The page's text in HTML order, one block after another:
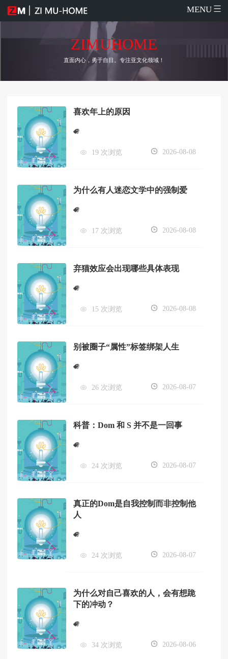
MENU
ZIMUHOME
直面内心，勇于自目。专注亚文化领域！
喜欢年上的原因
19 次浏览 2026-08-08
为什么有人迷恋文学中的强制爱
17 次浏览 2026-08-08
弃猫效应会出现哪些具体表现
15 次浏览 2026-08-08
别被圈子“属性”标签绑架人生
26 次浏览 2026-08-07
科普：Dom 和 S 并不是一回事
24 次浏览 2026-08-07
真正的Dom是自我控制而非控制他
人
24 次浏览 2026-08-07
为什么对自己喜欢的人，会有想跪
下的冲动？
34 次浏览 2026-08-06